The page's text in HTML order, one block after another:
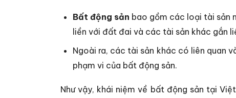
Bất động sản bao gồm các loại tài sản
liền với đất đai và các tài sản khác gắn
Ngoài ra, các tài sản khác có liên quan
phạm vi của bất động sản.
Như vậy, khái niệm về bất động sản tại